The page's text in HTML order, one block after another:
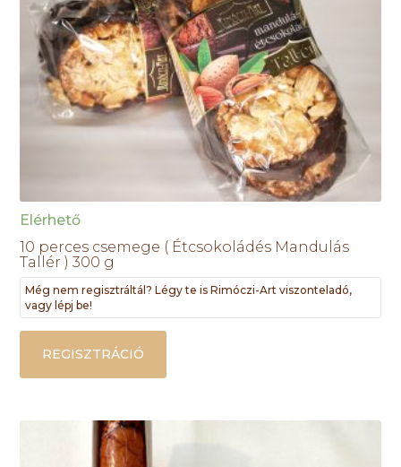
Elérhető
10 perces csemege ( Étcsokoládés Mandulás
Tallér ) 300 g
Még nem regisztráltál? Légy te is Rimóczi-Art viszonteladó,
vagy lépj be!
REGISZTRÁCIÓ